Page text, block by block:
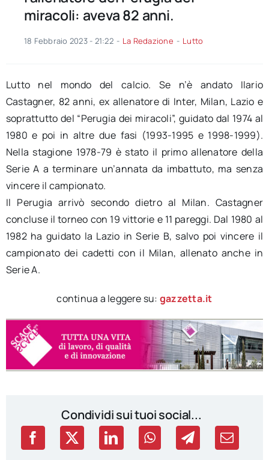
miracoli: aveva 82 anni.
18 Febbraio 2023 - 21:22 - La Redazione - Lutto
Lutto nel mondo del calcio. Se n’è andato Ilario
Castagner, 82 anni, ex allenatore di Inter, Milan, Lazio e
soprattutto del “Perugia dei miracoli”, guidato dal 1974 al
1980 e poi in altre due fasi (1993-1995 e 1998-1999).
Nella stagione 1978-79 è stato il primo allenatore della
Serie A a terminare un’annata da imbattuto, ma senza
vincere il campionato.
Il Perugia arrivò secondo dietro al Milan. Castagner
concluse il torneo con 19 vittorie e 11 pareggi. Dal 1980 al
1982 ha guidato la Lazio in Serie B, salvo poi vincere il
campionato dei cadetti con il Milan, allenato anche in
Serie A.
continua a leggere su: gazzetta.it
Condividi sui tuoi social...